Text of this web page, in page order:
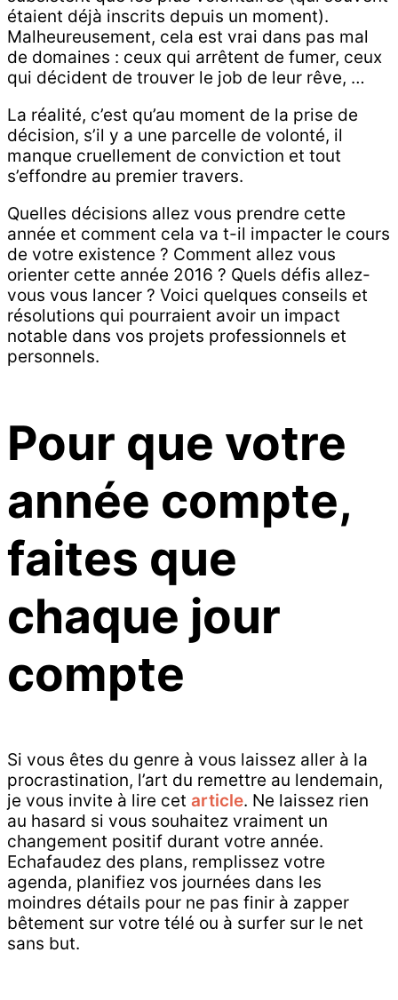
étaient déjà inscrits depuis un moment).
Malheureusement, cela est vrai dans pas mal
de domaines : ceux qui arrêtent de fumer, ceux
qui décident de trouver le job de leur rêve, …
La réalité, c’est qu’au moment de la prise de
décision, s’il y a une parcelle de volonté, il
manque cruellement de conviction et tout
s’effondre au premier travers.
Quelles décisions allez vous prendre cette
année et comment cela va t-il impacter le cours
de votre existence ? Comment allez vous
orienter cette année 2016 ? Quels défis allez-
vous vous lancer ? Voici quelques conseils et
résolutions qui pourraient avoir un impact
notable dans vos projets professionnels et
personnels.
Pour que votre
année compte,
faites que
chaque jour
compte
Si vous êtes du genre à vous laissez aller à la
procrastination, l’art du remettre au lendemain,
je vous invite à lire cet article. Ne laissez rien
au hasard si vous souhaitez vraiment un
changement positif durant votre année.
Echafaudez des plans, remplissez votre
agenda, planifiez vos journées dans les
moindres détails pour ne pas finir à zapper
bêtement sur votre télé ou à surfer sur le net
sans but.